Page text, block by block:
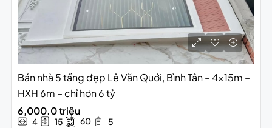
Bán nhà 5 tầng đẹp Lê Văn Quới, Bình Tân – 4x15m –
HXH 6m – chỉ hơn 6 tỷ
6,000.0 triệu
4 15 60 5